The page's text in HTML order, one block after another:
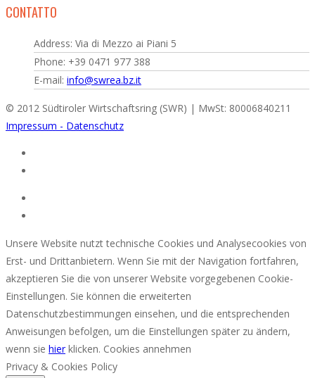
CONTATTO
Address: Via di Mezzo ai Piani 5
Phone: +39 0471 977 388
E-mail: info@swrea.bz.it
© 2012 Südtiroler Wirtschaftsring (SWR) | MwSt: 80006840211
Impressum - Datenschutz
Unsere Website nutzt technische Cookies und Analysecookies von
Erst- und Drittanbietern. Wenn Sie mit der Navigation fortfahren,
akzeptieren Sie die von unserer Website vorgegebenen Cookie-
Einstellungen. Sie können die erweiterten
Datenschutzbestimmungen einsehen, und die entsprechenden
Anweisungen befolgen, um die Einstellungen später zu ändern,
wenn sie hierklicken. Cookies annehmen
Privacy & Cookies Policy